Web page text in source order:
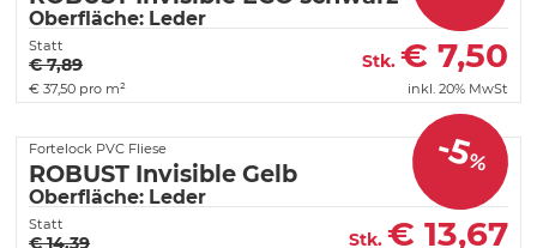
Oberfläche: Leder
Statt
€ 7,89 Stk. € 7,50
€ 37,50 pro m² inkl. 20% MwSt
-5%
Fortelock PVC Fliese
ROBUST Invisible Gelb
Oberfläche: Leder
Statt
€ 14,39 Stk. € 13,67